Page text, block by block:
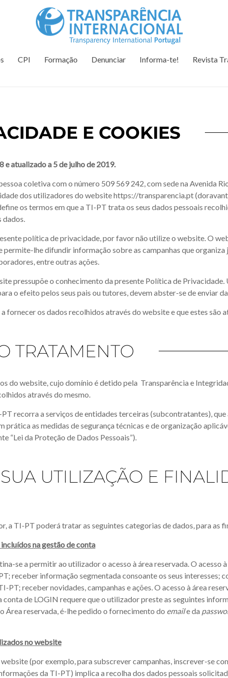
CPI Formação Denunciar Informa-te! Revista
E COOKIES
atualizado a 5 de julho de 2019.
coletiva com o número 509 569 242, com sede na Avenida
dos utilizadores do website https://transparencia.pt
os termos em que a TI-PT trata os seus dados pessoais
dados.
política de privacidade, por favor não utilize o website. O
permite-lhe difundir informação sobre as campanhas que
entre outras ações.
pressupõe o conhecimento da presente Política de
o efeito pelos seus pais ou tutores, devem abster-se de enviar
os dados recolhidos através do website e que estes são
TRATAMENTO
do website, cujo domínio é detido pela Transparência e
através do mesmo.
recorra a serviços de entidades terceiras (subcontratantes),
as medidas de segurança técnicas e de organização
“Lei da Proteção de Dados Pessoais”).
UTILIZAÇÃO E
TI-PT poderá tratar as seguintes categorias de dados, para as
na gestão de conta
se a permitir ao utilizador o acesso à área reservada. O acesso
receber informação segmentada consoante os seus interesses;
receber novidades, campanhas e ações. O acesso à área
de LOGIN requere que o utilizador preste as seguintes
Área reservada, é-lhe pedido o fornecimento do emaile da
no website
(por exemplo, para subscrever campanhas, inscrever-se
da TI-PT) implica a recolha dos dados pessoais